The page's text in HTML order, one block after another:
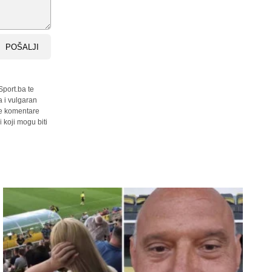
POŠALJI
te
i vulgaran
komentare
koji mogu biti